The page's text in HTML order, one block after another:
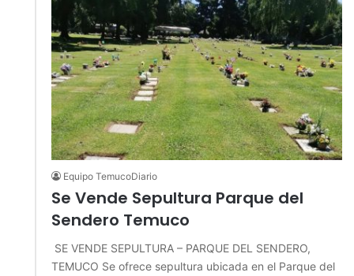
Equipo TemucoDiario
Se Vende Sepultura Parque del
Sendero Temuco
️ SE VENDE SEPULTURA – PARQUE DEL SENDERO,
TEMUCO Se ofrece sepultura ubicada en el Parque del